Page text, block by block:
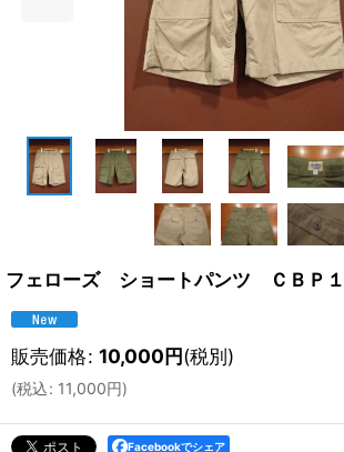
フェローズ ショートパンツ ＣＢＰ１
販売価格: 10,000円(税別)
(税込: 11,000円)
Facebookでシェア